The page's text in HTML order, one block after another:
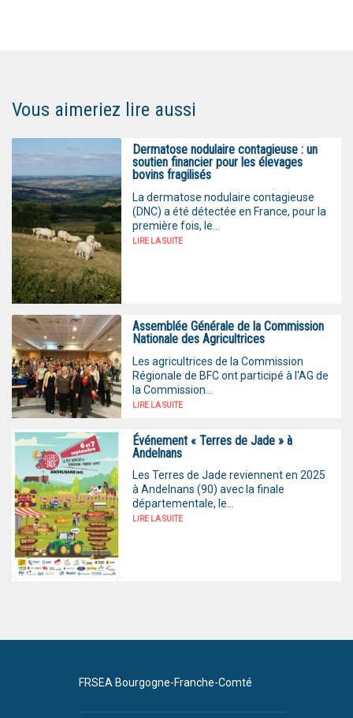
Vous aimeriez lire aussi
Dermatose nodulaire contagieuse : un
soutien financier pour les élevages
bovins fragilisés
La dermatose nodulaire contagieuse
(DNC) a été détectée en France, pour la
première fois, le...
LIRE LA SUITE
Assemblée Générale de la Commission
Nationale des Agricultrices
Les agricultrices de la Commission
Régionale de BFC ont participé à l'AG de
la Commission...
LIRE LA SUITE
Événement « Terres de Jade » à
Andelnans
Les Terres de Jade reviennent en 2025
à Andelnans (90) avec la finale
départementale, le...
LIRE LA SUITE
FRSEA Bourgogne-Franche-Comté